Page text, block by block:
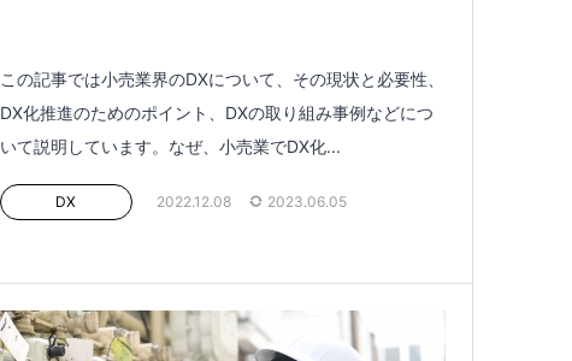
この記事では小売業界のDXについて、その現状と必要性、
DX化推進のためのポイント、DXの取り組み事例などにつ
いて説明しています。なぜ、小売業でDX化...
DX 2022.12.08 2023.06.05